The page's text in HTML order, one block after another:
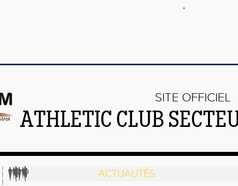
SITE OFFICIEL
ATHLETIC CLUB
ACTUALITÉS